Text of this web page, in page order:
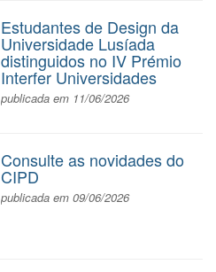
Estudantes de Design da
Universidade Lusíada
distinguidos no IV Prémio
Interfer Universidades
publicada em 11/06/2026
Consulte as novidades do
CIPD
publicada em 09/06/2026